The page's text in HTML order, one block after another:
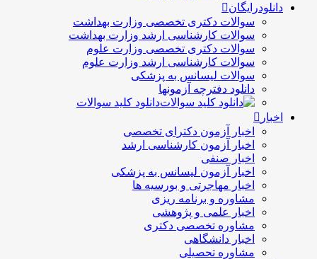
دانلودرایگان
سوالات دکتری تخصصی وزارت بهداشت
سوالات کارشناسی ارشد وزارت بهداشت
سوالات دکتری تخصصی وزارت علوم
سوالات کارشناسی ارشد وزارت علوم
سوالات لیسانس به پزشکی
دانلود دفترچه آزمونها
دانلود کلید سوالات
اخبار
اخبار آزمون دکترای تخصصی
اخبار آزمون کارشناسی ارشد
اخبار صنفی
اخبار آزمون لیسانس به پزشکی
اخبار مهاجرتی و بورسیه ها
مشاوره و برنامه ریزی
اخبار علمی و پژوهشی
مشاوره تخصصی دکتری
اخبار دانشگاهی
مشاوره تحصیلی